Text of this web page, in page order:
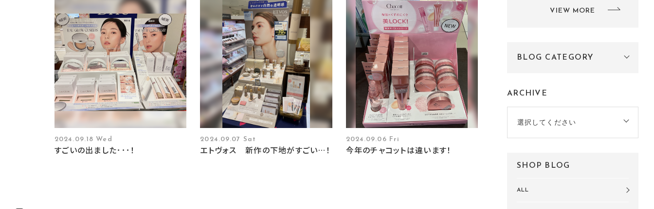
2024.09.18 Wed
すごいの出ました･･･！
2024.09.07 Sat
エトヴォス 新作の下地がすごい…！
2024.09.06 Fri
今年のチャコットは違います！
VIEW MORE
BLOG CATEGORY
ARCHIVE
選択してください
SHOP BLOG
ALL